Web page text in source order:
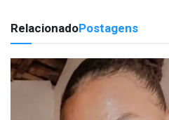
RelacionadoPostagens